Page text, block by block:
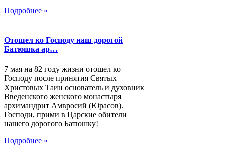
Подробнее »
Отошел ко Господу наш дорогой
Батюшка ар…
7 мая на 82 году жизни отошел ко
Господу после принятия Святых
Христовых Таин основатель и духовник
Введенского женского монастыря
архимандрит Амвросий (Юрасов).
Господи, прими в Царские обители
нашего дорогого Батюшку!
Подробнее »